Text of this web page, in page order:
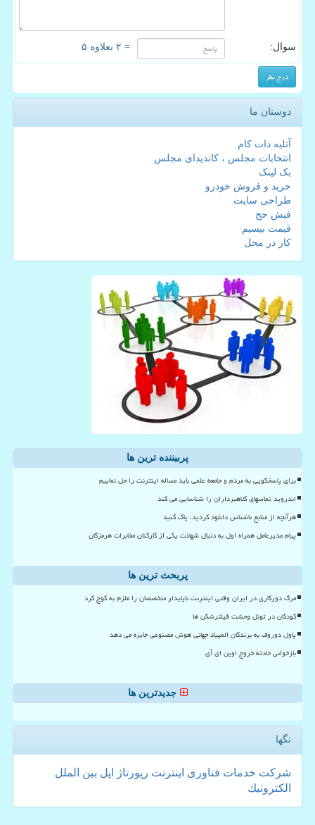
سوال: = ۲ بعلاوه ۵
دوستان ما
آتلیه دات کام
انتخابات مجلس ، کاندیدای مجلس
بک لینک
خرید و فروش خودرو
طراحی سایت
فیش حج
قیمت بیسیم
کار در محل
پربیننده ترین ها
برای پاسخگویی به مردم و جامعه علمی باید مساله اینترنت را حل نماییم
اندروید تماسهای کلاهبرداران را شناسایی می کند
هرآنچه از منابع ناشناس دانلود کردید، پاک کنید
پیام مدیرعامل همراه اول به دنبال شهادت یکی از کارکنان مخابرات هرمزگان
پربحث ترین ها
مرگ دورکاری در ایران وقتی اینترنت ناپایدار متخصصان را ملزم به کوچ کرد
کودکان در تونل وحشت فیلترشکن ها
پاول دوروف به برندگان المپیاد جهانی هوش مصنوعی جایزه می دهد
بازخوانی حادثه خروج اوپن ای آی
جدیدترین ها
تگها
شركت خدمات فناوری اینترنت رپورتاژ اپل بین الملل
الكترونیك